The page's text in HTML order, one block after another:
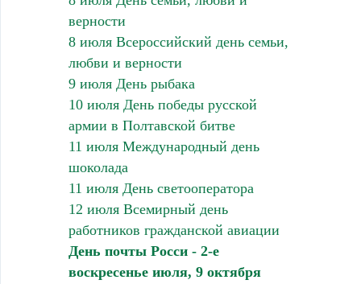
верности
8 июля Всероссийский день семьи,
любви и верности
9 июля День рыбака
10 июля День победы русской
армии в Полтавской битве
11 июля Международный день
шоколада
11 июля День светооператора
12 июля Всемирный день
работников гражданской авиации
День почты Росси - 2-е
воскресенье июля, 9 октября